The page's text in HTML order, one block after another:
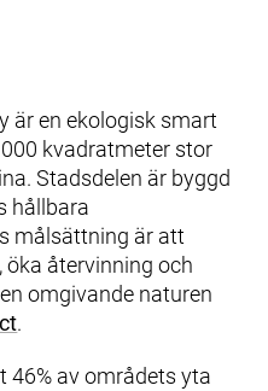
är en ekologisk smart
kvadratmeter stor
Stadsdelen är byggd
hållbara
målsättning är att
återvinning och
omgivande naturen
.
46% av områdets yta